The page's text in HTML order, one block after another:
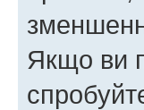
Якщо ви